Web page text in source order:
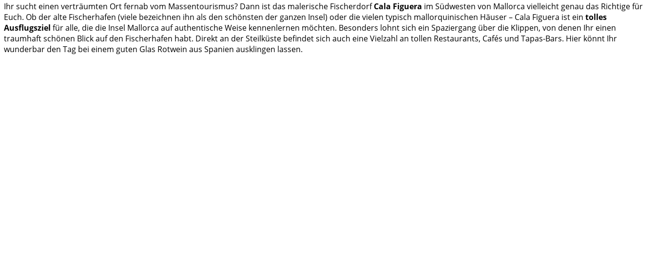
Ihr sucht einen verträumten Ort fernab vom Massentourismus? Dann ist das malerische FischerdorfCala Figuera im Südwesten von Mallorca vielleicht genau das Richtige für
Euch. Ob der alte Fischerhafen (viele bezeichnen ihn als den schönsten der ganzen Insel) oder die vielen typisch mallorquinischen Häuser – Cala Figuera ist ein tolles
Ausflugsziel für alle, die die Insel Mallorca auf authentische Weise kennenlernen möchten. Besonders lohnt sich ein Spaziergang über die Klippen, von denen Ihr einen
traumhaft schönen Blick auf den Fischerhafen habt. Direkt an der Steilküste befindet sich auch eine Vielzahl an tollen Restaurants, Cafés und Tapas-Bars. Hier könnt Ihr
wunderbar den Tag bei einem guten Glas Rotwein aus Spanien ausklingen lassen.